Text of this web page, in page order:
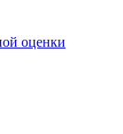
оценки